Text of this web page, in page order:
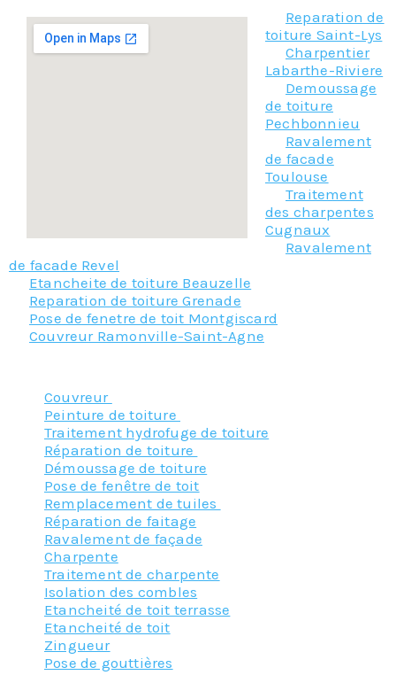
Reparation de
toiture Saint-Lys
Charpentier
Labarthe-Riviere
Demoussage
de toiture
Pechbonnieu
Ravalement
de facade
Toulouse
Traitement
des charpentes
Cugnaux
Ravalement
de facade Revel
Etancheite de toiture Beauzelle
Reparation de toiture Grenade
Pose de fenetre de toit Montgiscard
Couvreur Ramonville-Saint-Agne
Couvreur
Peinture de toiture
Traitement hydrofuge de toiture
Réparation de toiture
Démoussage de toiture
Pose de fenêtre de toit
Remplacement de tuiles
Réparation de faitage
Ravalement de façade
Charpente
Traitement de charpente
Isolation des combles
Etancheité de toit terrasse
Etancheité de toit
Zingueur
Pose de gouttières